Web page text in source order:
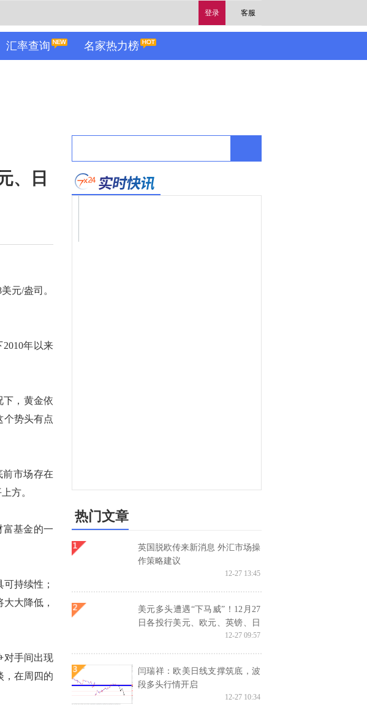
登录 客服
汇率查询 名家热力榜
、日
元/盎司。
年以来
，黄金依
个势头有点
市场存在
方。
基金的一
持续性；
大降低，
手间出现
，在周四的
热门文章
英国脱欧传来新消息 外汇市场操
作策略建议
12-27 13:45
美元多头遭遇“下马威”！12月27
日各投行美元、欧元、英镑、日
12-27 09:57
闫瑞祥：欧美日线支撑筑底，波
段多头行情开启
12-27 10:34